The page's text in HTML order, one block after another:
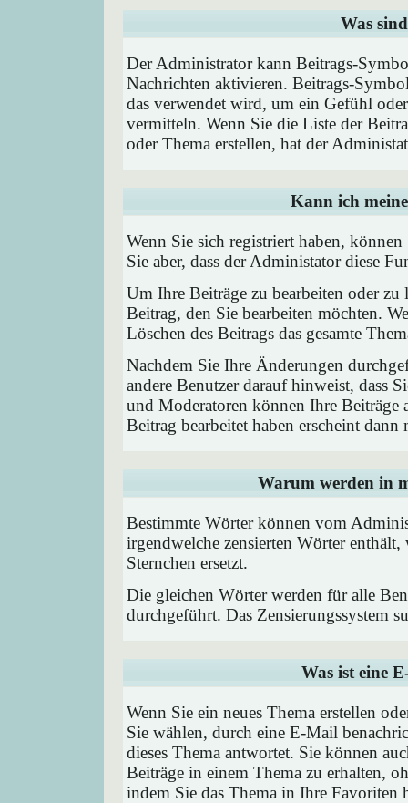
Was
Der Administrator kann Beitrags-
Nachrichten aktivieren. Beitrags-
das verwendet wird, um ein Gefühl
vermitteln. Wenn Sie die Liste der
oder Thema erstellen, hat der
Kann ich
Wenn Sie sich registriert haben,
Sie aber, dass der Administator diese
Um Ihre Beiträge zu bearbeiten oder
Beitrag, den Sie bearbeiten möchten.
Löschen des Beitrags das gesamte
Nachdem Sie Ihre Änderungen
andere Benutzer darauf hinweist, dass
und Moderatoren können Ihre Beiträge
Beitrag bearbeitet haben erscheint
Warum werden in
Bestimmte Wörter können vom
irgendwelche zensierten Wörter
Sternchen ersetzt.
Die gleichen Wörter werden für alle
durchgeführt. Das Zensierungssystem
Was ist eine
Wenn Sie ein neues Thema erstellen
Sie wählen, durch eine E-Mail
dieses Thema antwortet. Sie können
Beiträge in einem Thema zu erhalten,
indem Sie das Thema in Ihre Favoriten